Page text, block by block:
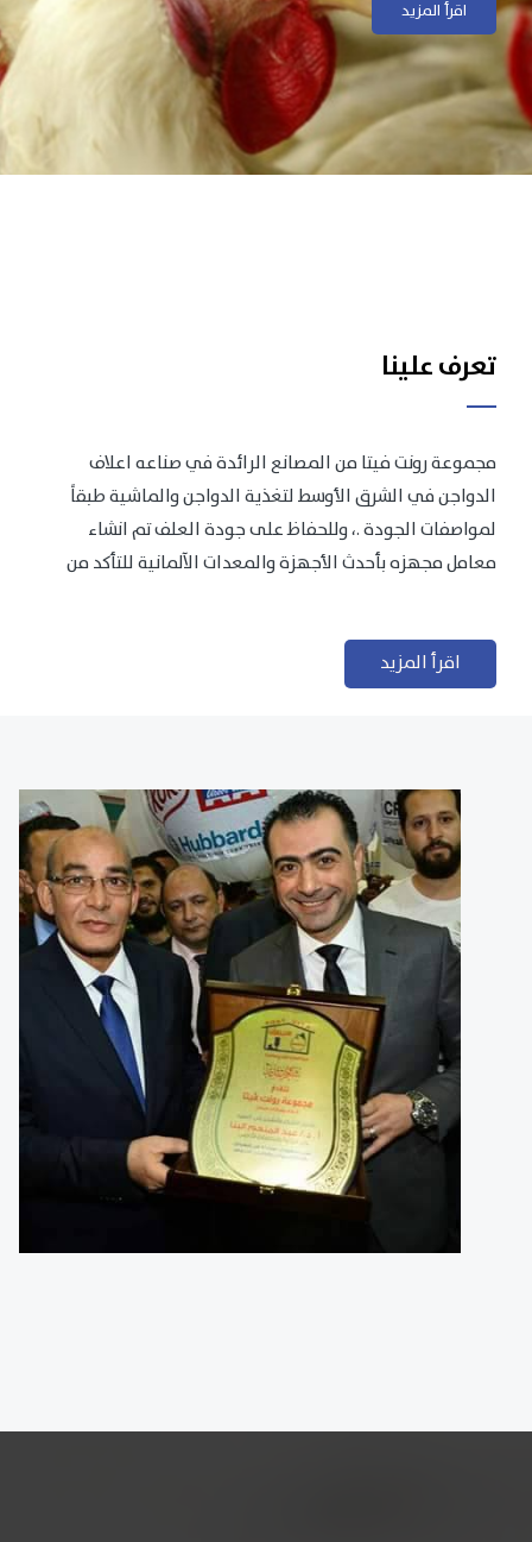
اقرأ المزيداقرأ المزيد
تعرف علينا
مجموعة رونت فيتا من المصانع الرائدة في صناعه اعلاف
الدواجن في الشرق الأوسط لتغذية الدواجن والماشية طبقاً
لمواصفات الجودة .، وللحفاظ على جودة العلف تم انشاء
معامل مجهزه بأحدث الأجهزة والمعدات الآلمانية للتأكد من
اقرأ المزيد